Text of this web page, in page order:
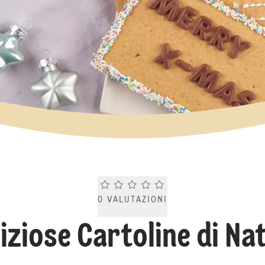
Current rating 0.0. Click to rate.
0 VALUTAZIONI
Cartoline di